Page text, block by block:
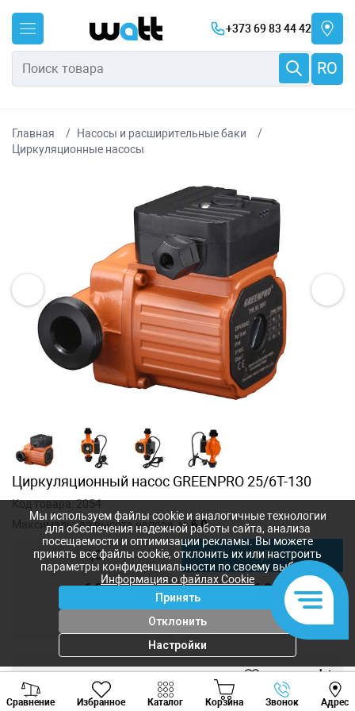
+373 69 83 44 42
RO
Главная
Насосы и расширительные баки
Циркуляционные насосы
Циркуляционный насос GREENPRO 25/6T-130
Код товара:2054
Максимальная высота напора, м: 6,0
4,0 6,0
6,0 6,0
1 411
1 172 лей +
Сравнение Избранное Каталог Корзина Звонок Адрес
Viber Whatsapp
Мы используем файлы cookie и аналогичные технологии
для обеспечения надежной работы сайта, анализа
посещаемости и оптимизации рекламы. Вы можете
принять все файлы cookie, отклонить их или настроить
параметры конфиденциальности по своему выбору.
Информация о файлах Cookie
Принять
Отклонить
Настройки